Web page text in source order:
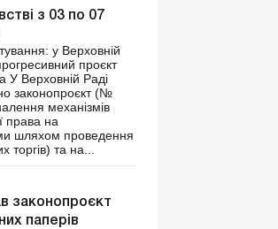
з 03 по 07
у Верховній
проєкт
У Верховній Раді
законопроєкт (№
механізмів
права на
шляхом проведення
торгів) та на...
законопроєкт
паперів